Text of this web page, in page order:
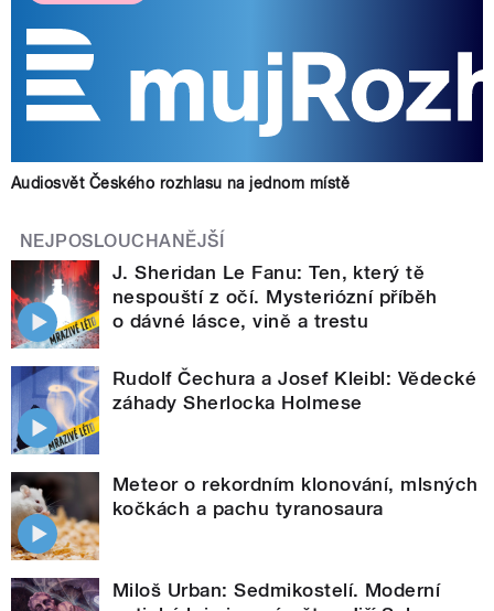
Audiosvět Českého rozhlasu na jednom místě
NEJPOSLOUCHANĚJŠÍ
J. Sheridan Le Fanu: Ten, který tě
nespouští z očí. Mysteriózní příběh
o dávné lásce, vině a trestu
Rudolf Čechura a Josef Kleibl: Vědecké
záhady Sherlocka Holmese
Meteor o rekordním klonování, mlsných
kočkách a pachu tyranosaura
Miloš Urban: Sedmikostelí. Moderní